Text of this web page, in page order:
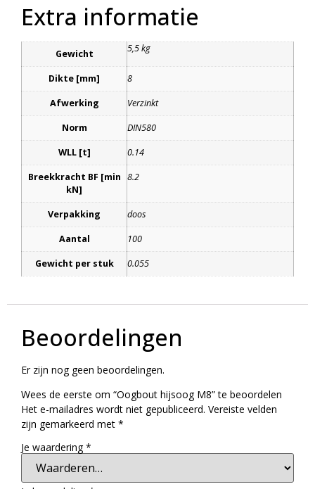
Extra informatie
Gewicht 5,5 kg
Dikte [mm] 8
Afwerking Verzinkt
Norm DIN580
WLL [t] 0.14
Breekkracht BF [min
kN]
8.2
Verpakking doos
Aantal 100
Gewicht per stuk 0.055
Beoordelingen
Er zijn nog geen beoordelingen.
Wees de eerste om “Oogbout hijsoog M8” te beoordelen
Het e-mailadres wordt niet gepubliceerd. Vereiste velden
zijn gemarkeerd met *
Je waardering*